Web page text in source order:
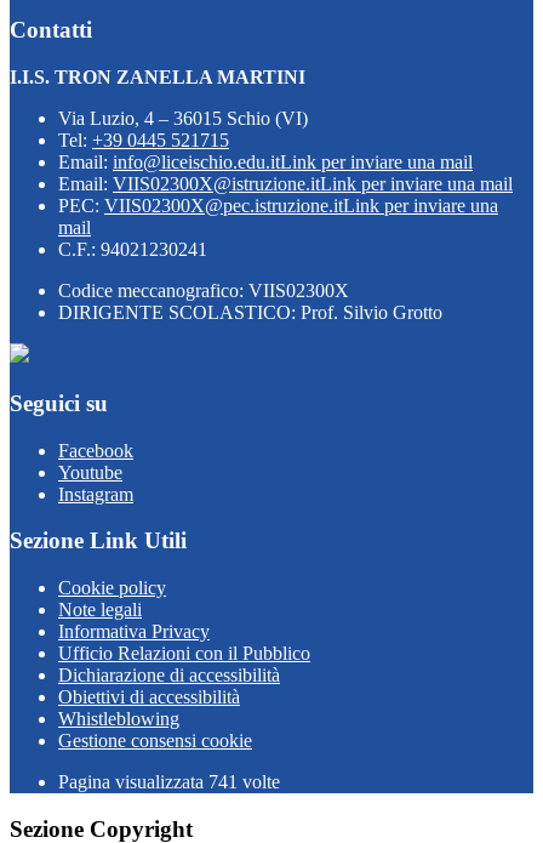
Contatti
I.I.S. TRON ZANELLA MARTINI
Via Luzio, 4 – 36015 Schio (VI)
Tel: +39 0445 521715
Email: info@liceischio.edu.itLink per inviare una mail
Email: VIIS02300X@istruzione.itLink per inviare una mail
PEC: VIIS02300X@pec.istruzione.itLink per inviare una
mail
C.F.: 94021230241
Codice meccanografico: VIIS02300X
DIRIGENTE SCOLASTICO: Prof. Silvio Grotto
Seguici su
Facebook
Youtube
Instagram
Sezione Link Utili
Cookie policy
Note legali
Informativa Privacy
Ufficio Relazioni con il Pubblico
Dichiarazione di accessibilità
Obiettivi di accessibilità
Whistleblowing
Gestione consensi cookie
Pagina visualizzata 741 volte
Sezione Copyright